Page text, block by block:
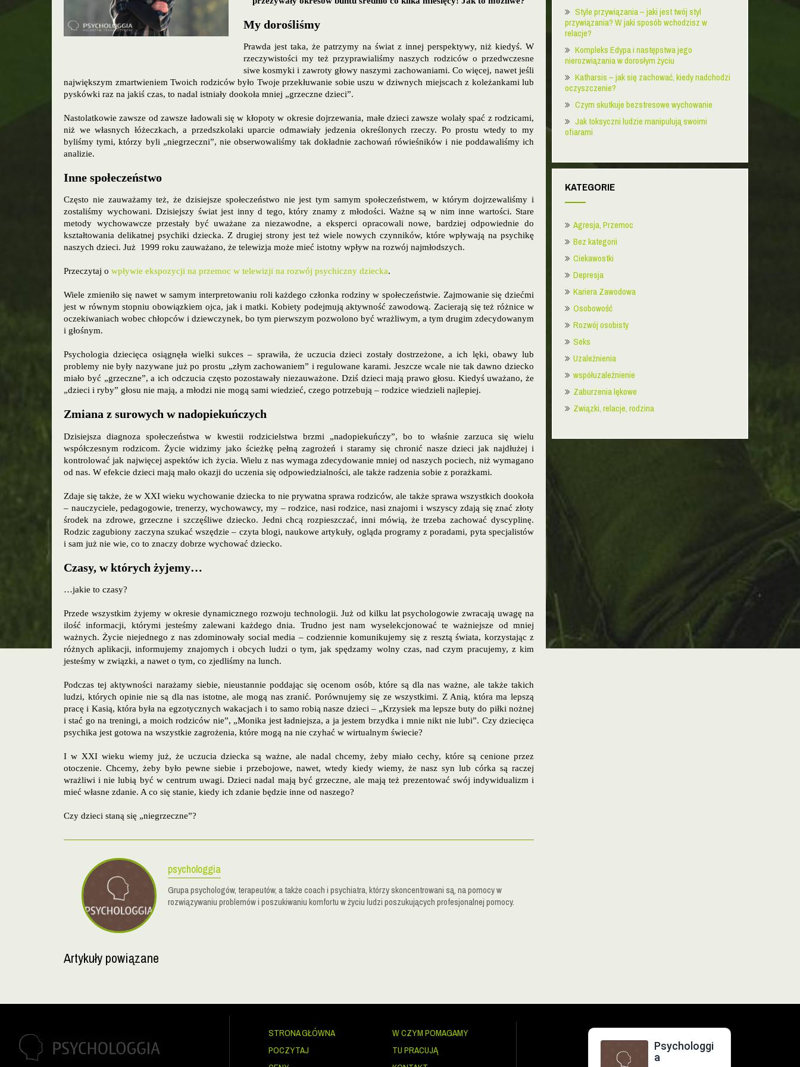
My dorośliśmy
Prawda jest taka, że patrzymy na świat z innej perspektywy, niż kiedyś. W
rzeczywistości my też przyprawialiśmy naszych rodziców o przedwczesne
siwe kosmyki i zawroty głowy naszymi zachowaniami. Co więcej, nawet jeśli
największym zmartwieniem Twoich rodziców było Twoje przekłuwanie sobie uszu w dziwnych miejscach z koleżankami lub
pyskówki raz na jakiś czas, to nadal istniały dookoła mniej „grzeczne dzieci”.
Nastolatkowie zawsze od zawsze ładowali się w kłopoty w okresie dojrzewania, małe dzieci zawsze wolały spać z rodzicami,
niż we własnych łóżeczkach, a przedszkolaki uparcie odmawiały jedzenia określonych rzeczy. Po prostu wtedy to my
byliśmy tymi, którzy byli „niegrzeczni”, nie obserwowaliśmy tak dokładnie zachowań rówieśników i nie poddawaliśmy ich
analizie.
Inne społeczeństwo
Często nie zauważamy też, że dzisiejsze społeczeństwo nie jest tym samym społeczeństwem, w którym dojrzewaliśmy i
zostaliśmy wychowani. Dzisiejszy świat jest inny d tego, który znamy z młodości. Ważne są w nim inne wartości. Stare
metody wychowawcze przestały być uważane za niezawodne, a eksperci opracowali nowe, bardziej odpowiednie do
kształtowania delikatnej psychiki dziecka. Z drugiej strony jest też wiele nowych czynników, które wpływają na psychikę
naszych dzieci. Już 1999 roku zauważano, że telewizja może mieć istotny wpływ na rozwój najmłodszych.
Przeczytaj o wpływie ekspozycji na przemoc w telewizji na rozwój psychiczny dziecka.
Wiele zmieniło się nawet w samym interpretowaniu roli każdego członka rodziny w społeczeństwie. Zajmowanie się dziećmi
jest w równym stopniu obowiązkiem ojca, jak i matki. Kobiety podejmują aktywność zawodową. Zacierają się też różnice w
oczekiwaniach wobec chłopców i dziewczynek, bo tym pierwszym pozwolono być wrażliwym, a tym drugim zdecydowanym
i głośnym.
Psychologia dziecięca osiągnęła wielki sukces – sprawiła, że uczucia dzieci zostały dostrzeżone, a ich lęki, obawy lub
problemy nie były nazywane już po prostu „złym zachowaniem” i regulowane karami. Jeszcze wcale nie tak dawno dziecko
miało być „grzeczne”, a ich odczucia często pozostawały niezauważone. Dziś dzieci mają prawo głosu. Kiedyś uważano, że
„dzieci i ryby” głosu nie mają, a młodzi nie mogą sami wiedzieć, czego potrzebują – rodzice wiedzieli najlepiej.
Zmiana z surowych w nadopiekuńczych
Dzisiejsza diagnoza społeczeństwa w kwestii rodzicielstwa brzmi „nadopiekuńczy”, bo to właśnie zarzuca się wielu
współczesnym rodzicom. Życie widzimy jako ścieżkę pełną zagrożeń i staramy się chronić nasze dzieci jak najdłużej i
kontrolować jak najwięcej aspektów ich życia. Wielu z nas wymaga zdecydowanie mniej od naszych pociech, niż wymagano
od nas. W efekcie dzieci mają mało okazji do uczenia się odpowiedzialności, ale także radzenia sobie z porażkami.
Zdaje się także, że w XXI wieku wychowanie dziecka to nie prywatna sprawa rodziców, ale także sprawa wszystkich dookoła
– nauczyciele, pedagogowie, trenerzy, wychowawcy, my – rodzice, nasi rodzice, nasi znajomi i wszyscy zdają się znać złoty
środek na zdrowe, grzeczne i szczęśliwe dziecko. Jedni chcą rozpieszczać, inni mówią, że trzeba zachować dyscyplinę.
Rodzic zagubiony zaczyna szukać wszędzie – czyta blogi, naukowe artykuły, ogląda programy z poradami, pyta specjalistów
i sam już nie wie, co to znaczy dobrze wychować dziecko.
Czasy, w których żyjemy…
…jakie to czasy?
Przede wszystkim żyjemy w okresie dynamicznego rozwoju technologii. Już od kilku lat psychologowie zwracają uwagę na
ilość informacji, którymi jesteśmy zalewani każdego dnia. Trudno jest nam wyselekcjonować te ważniejsze od mniej
ważnych. Życie niejednego z nas zdominowały social media – codziennie komunikujemy się z resztą świata, korzystając z
różnych aplikacji, informujemy znajomych i obcych ludzi o tym, jak spędzamy wolny czas, nad czym pracujemy, z kim
jesteśmy w związki, a nawet o tym, co zjedliśmy na lunch.
Podczas tej aktywności narażamy siebie, nieustannie poddając się ocenom osób, które są dla nas ważne, ale także takich
ludzi, których opinie nie są dla nas istotne, ale mogą nas zranić. Porównujemy się ze wszystkimi. Z Anią, która ma lepszą
pracę i Kasią, która była na egzotycznych wakacjach i to samo robią nasze dzieci – „Krzysiek ma lepsze buty do piłki nożnej
i stać go na treningi, a moich rodziców nie”, „Monika jest ładniejsza, a ja jestem brzydka i mnie nikt nie lubi”. Czy dziecięca
psychika jest gotowa na wszystkie zagrożenia, które mogą na nie czyhać w wirtualnym świecie?
I w XXI wieku wiemy już, że uczucia dziecka są ważne, ale nadal chcemy, żeby miało cechy, które są cenione przez
otoczenie. Chcemy, żeby było pewne siebie i przebojowe, nawet, wtedy kiedy wiemy, że nasz syn lub córka są raczej
wrażliwi i nie lubią być w centrum uwagi. Dzieci nadal mają być grzeczne, ale mają też prezentować swój indywidualizm i
mieć własne zdanie. A co się stanie, kiedy ich zdanie będzie inne od naszego?
Czy dzieci staną się „niegrzeczne”?
psychologgia
Grupa psychologów, terapeutów, a także coach i psychiatra, którzy skoncentrowani są, na pomocy w
rozwiązywaniu problemów i poszukiwaniu komfortu w życiu ludzi poszukujących profesjonalnej pomocy.
Artykuły powiązane
Style przywiązania – jaki jest twój styl
przywiązania? W jaki sposób wchodzisz w
relacje?
Kompleks Edypa i następstwa jego
nierozwiązania w dorosłym życiu
Katharsis – jak się zachować, kiedy nadchodzi
oczyszczenie?
Czym skutkuje bezstresowe wychowanie
Jak toksyczni ludzie manipulują swoimi
ofiarami
KATEGORIE
Agresja, Przemoc
Bez kategorii
Ciekawostki
Depresja
Kariera Zawodowa
Osobowość
Rozwój osobisty
Seks
Uzależnienia
współuzależnienie
Zaburzenia lękowe
Związki, relacje, rodzina
STRONA GŁÓWNA
W CZYM POMAGAMY
POCZYTAJ
TU PRACUJĄ